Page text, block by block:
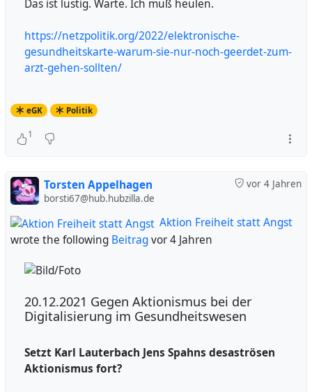
Das ist lustig. Warte. Ich muß heulen.
https://netzpolitik.org/2022/elektronische-
gesundheitskarte-warum-sie-nur-noch-geerdet-zum-
arzt-gehen-sollten/
eGK Politik
1
vor 4 Jahren
Torsten Appelhagen
borsti67@hub.hubzilla.de
Aktion Freiheit statt Angst
wrote the following Beitragvor 4 Jahren
20.12.2021 Gegen Aktionismus bei der
Digitalisierung im Gesundheitswesen
Setzt Karl Lauterbach Jens Spahns desaströsen
Aktionismus fort?